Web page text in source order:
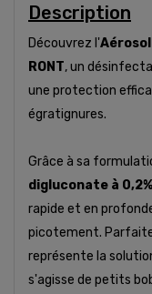
Description
Découvrez l'Aérosol
RONT, un
une protection
égratignures.
Grâce à sa
digluconate à 0,2%
rapide et en
picotement.
représente la
s'agisse de petits